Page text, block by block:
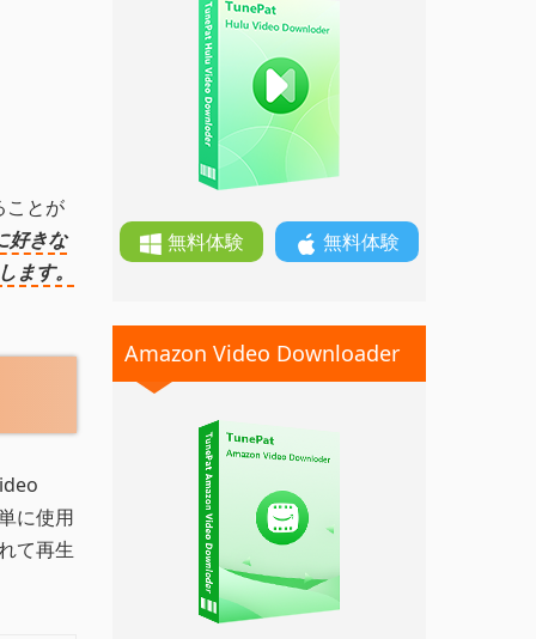
ことが
好きな
ます。
に使用
て再生
無料体験 無料体験
Amazon Video Downloader